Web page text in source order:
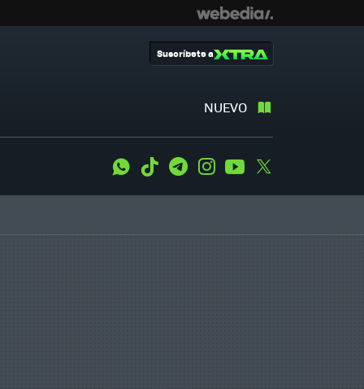
NUEVO
Suscríbete a
WhatsApp
Tiktok TelegramInstagramYoutube